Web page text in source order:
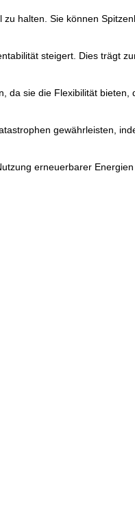
halten. Sie können
steigert. Dies trägt
da sie die Flexibilität bieten,
gewährleisten,
erneuerbarer